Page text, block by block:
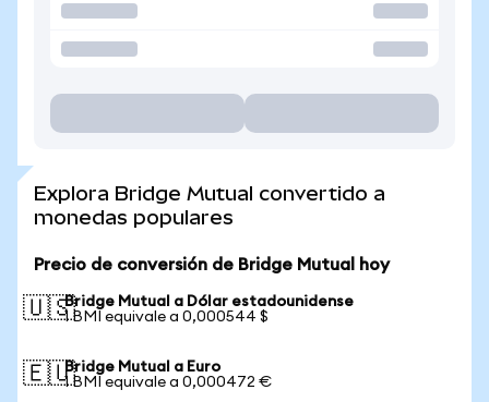
Explora Bridge Mutual convertido a
monedas populares
Precio de conversión de Bridge Mutual hoy
🇺🇸Bridge Mutual a Dólar estadounidense
1 BMI equivale a 0,000544 $
🇪🇺Bridge Mutual a Euro
1 BMI equivale a 0,000472 €